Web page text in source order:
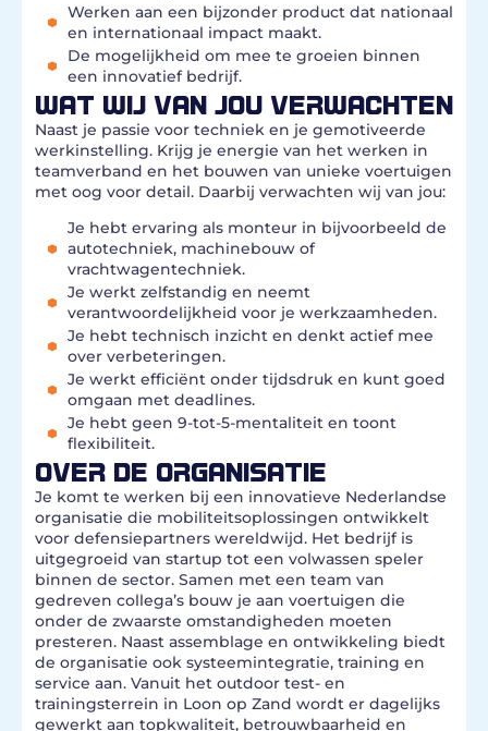
Werken aan een bijzonder product dat nationaal
en internationaal impact maakt.
De mogelijkheid om mee te groeien binnen
een innovatief bedrijf.
WAT WIJ VAN JOU VERWACHTEN
Naast je passie voor techniek en je gemotiveerde
werkinstelling. Krijg je energie van het werken in
teamverband en het bouwen van unieke voertuigen
met oog voor detail. Daarbij verwachten wij van jou:
Je hebt ervaring als monteur in bijvoorbeeld de
autotechniek, machinebouw of
vrachtwagentechniek.
Je werkt zelfstandig en neemt
verantwoordelijkheid voor je werkzaamheden.
Je hebt technisch inzicht en denkt actief mee
over verbeteringen.
Je werkt efficiënt onder tijdsdruk en kunt goed
omgaan met deadlines.
Je hebt geen 9-tot-5-mentaliteit en toont
flexibiliteit.
OVER DE ORGANISATIE
Je komt te werken bij een innovatieve Nederlandse
organisatie die mobiliteitsoplossingen ontwikkelt
voor defensiepartners wereldwijd. Het bedrijf is
uitgegroeid van startup tot een volwassen speler
binnen de sector. Samen met een team van
gedreven collega’s bouw je aan voertuigen die
onder de zwaarste omstandigheden moeten
presteren. Naast assemblage en ontwikkeling biedt
de organisatie ook systeemintegratie, training en
service aan. Vanuit het outdoor test- en
trainingsterrein in Loon op Zand wordt er dagelijks
gewerkt aan topkwaliteit, betrouwbaarheid en